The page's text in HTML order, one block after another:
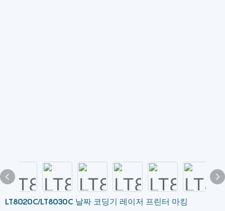
LT8020C/LT8030C 날짜 코딩기 레이저 프린터 마킹